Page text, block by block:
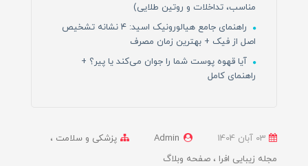
مناسب، تداخلات و روتین طلایی)
راهنمای جامع هیالورونیک اسید: ۴ نشانه تشخیص
اصل از فیک + بهترین زمان مصرف
آیا قهوه پوست شما را جوان می‌کند یا پیر؟ +
راهنمای کامل
Admin
پزشکی و سلامت
مجله زیبایی افرا
صفحه وبلاگ